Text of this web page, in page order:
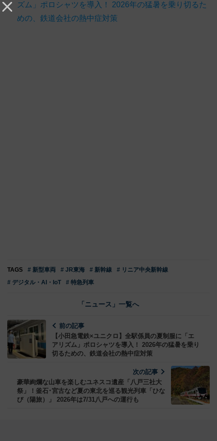
ズム」ポロシャツを導入！ 2026年の猛暑を乗り切るた
めの、鉄道会社の熱中症対策
TAGS # 新型車両 # JR東海 # 新幹線
# リニア中央新幹線
# デジタル・AI・IoT
# 特急列車
「ニュース」一覧へ
前の記事
【小田急電鉄×ユニクロ】全駅係員の夏制服に「エ
アリズム」ポロシャツを導入！ 2026年の猛暑を乗り
切るための、鉄道会社の熱中症対策
次の記事
豪華絢爛な山車を楽しむユネスコ遺産「八戸三社大
祭」！釜石･宮古など夏の東北を巡る観光列車「ひな
び（陽旅）」 2026年は7/31八戸への運行も